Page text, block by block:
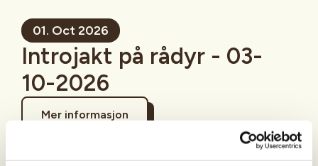
01. Oct 2026
Introjakt på rådyr - 03-
10-2026
Mer informasjon